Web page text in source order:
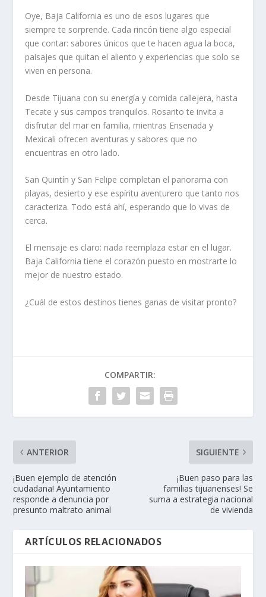
Oye, Baja California es uno de esos lugares que
siempre te sorprende. Cada rincón tiene algo especial
que contar: sabores únicos que te hacen agua la boca,
paisajes que quitan el aliento y experiencias que solo se
viven en persona.
Desde Tijuana con su energía y comida callejera, hasta
Tecate y sus campos tranquilos. Rosarito te invita a
disfrutar del mar en familia, mientras Ensenada y
Mexicali ofrecen aventuras y sabores que no
encuentras en otro lado.
San Quintín y San Felipe completan el panorama con
playas, desierto y ese espíritu aventurero que tanto nos
caracteriza. Todo está ahí, esperando que lo vivas de
cerca.
El mensaje es claro: nada reemplaza estar en el lugar.
Baja California tiene el corazón puesto en mostrarte lo
mejor de nuestro estado.
¿Cuál de estos destinos tienes ganas de visitar pronto?
COMPARTIR:
ANTERIOR
¡Buen ejemplo de atención
ciudadana! Ayuntamiento
responde a denuncia por
presunto maltrato animal
SIGUIENTE
¡Buen paso para las
familias tijuanenses! Se
suma a estrategia nacional
de vivienda
ARTÍCULOS RELACIONADOS